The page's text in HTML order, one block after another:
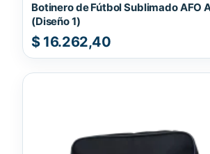
Botinero de Fútbol Sublimado AFO
(Diseño 1)
$16.262,40